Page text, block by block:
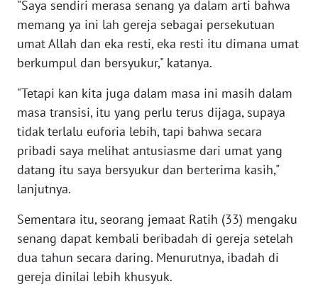
"Saya sendiri merasa senang ya dalam arti bahwa
memang ya ini lah gereja sebagai persekutuan
umat Allah dan eka resti, eka resti itu dimana umat
berkumpul dan bersyukur," katanya.
"Tetapi kan kita juga dalam masa ini masih dalam
masa transisi, itu yang perlu terus dijaga, supaya
tidak terlalu euforia lebih, tapi bahwa secara
pribadi saya melihat antusiasme dari umat yang
datang itu saya bersyukur dan berterima kasih,"
lanjutnya.
Sementara itu, seorang jemaat Ratih (33) mengaku
senang dapat kembali beribadah di gereja setelah
dua tahun secara daring. Menurutnya, ibadah di
gereja dinilai lebih khusyuk.
BANTEN
WN
NTT
WN
KEPRI
WN
WN
PAPUA
RIAU